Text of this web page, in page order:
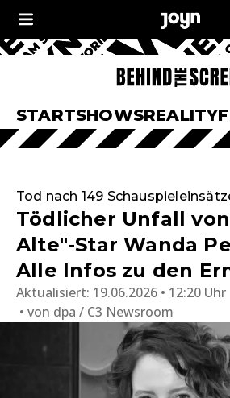
STARTSHOWSREALITY
Tod nach 149
Tödlicher Unfall
Alte"-Star Wanda
Alle Infos zu den
Aktualisiert: 19.06.2026 • 12:20 Uhr
von dpa / C3 Newsroom